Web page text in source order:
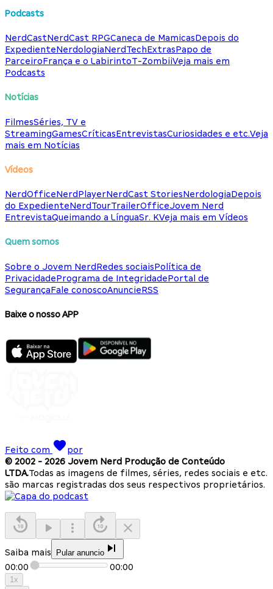
Podcasts
NerdCastNerdCast RPGCaneca de MamicasDepois do
ExpedienteNerdologiaNerdTechExtrasPapo de
ParceiroFrança e o LabirintoT-ZombiiVeja mais em
Podcasts
Notícias
FilmesSéries, TV e
StreamingGamesCríticasEntrevistasCuriosidades e etc.Veja
mais em Notícias
Vídeos
NerdOfficeNerdPlayerNerdCast StoriesNerdologiaDepois
do ExpedienteNerdTourTrailerOfficeJovem Nerd
EntrevistaQueimando a LínguaSr. KVeja mais em Vídeos
Quem somos
Sobre o Jovem NerdRedes sociaisPolítica de
PrivacidadePrograma de IntegridadePortal de
SegurançaFale conoscoAnuncieRSS
Baixe o nosso APP
Feito com
por
© 2002 - 2026 Jovem Nerd Produção de Conteúdo
LTDA.Todas as imagens de filmes, séries, redes sociais e etc.
são marcas registradas dos seus respectivos proprietários.
Saiba mais Pular anuncio
00:00 00:00
1x